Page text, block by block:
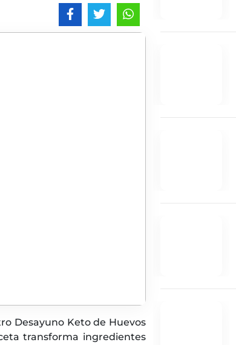
Desayuno Keto de Huevos
transforma ingredientes